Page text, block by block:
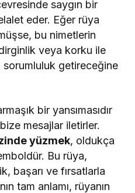
saygın bir
eder. Eğer rüya
bu nimetlerin
veya korku ile
getireceğine
bir yansımasıdır
mesajlar iletirler.
yüzmek, oldukça
Bu rüya,
başarı ve fırsatlarla
tam anlamı, rüyanın